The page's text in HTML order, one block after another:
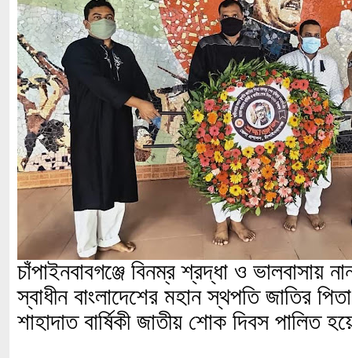
চাঁপাইনবাবগঞ্জে বিনম্র শ্রদ্ধা ও ভালবাসায়
স্বাধীন বাংলাদেশের মহান স্থপতি জাতির
শাহাদাত বার্ষিকী জাতীয় শোক দিবস পালিত